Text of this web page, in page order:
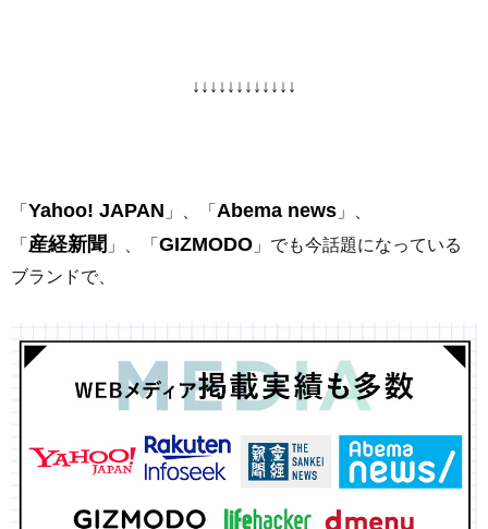
↓↓↓↓↓↓↓↓↓↓↓↓
「 Yahoo! JAPAN 」、「 Abema news 」、
「 産経新聞 」、「 GIZMODO 」でも今話題になっている
ブランドで、